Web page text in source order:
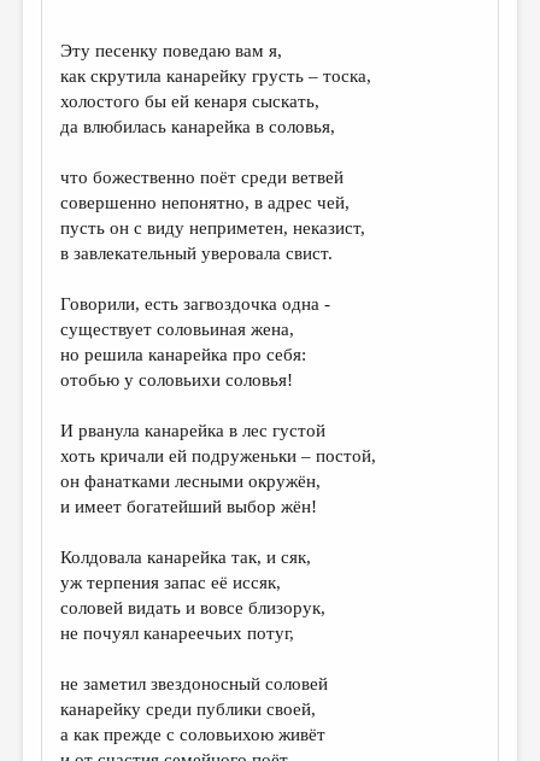
ПЕРЕВОДЫ
КОНКУРСЫ
ДЕТСКАЯ КОМНАТА
КНИЖНАЯ ПОЛКА
ОБЗОР ЛИТЕРАТУРЫ
СТРАНИЦЫ ПАМЯТИ
ОБЪЯВЛЕНИЯ
РЕДКОЛЛЕГИЯ
ОТ РЕДАКЦИИ
МАЛАЯ ПРОЗА
ЭССЕИСТИКА
ЛИТЕРАТУРОВЕДЕНИЕ
КУЛЬТУРОВЕДЕНИЕ
ПУБЛИЦИСТИКА
РЕЦЕНЗИРОВАНИЕ
ЦИКЛЫ ПУБЛИКАЦИЙ
Эту песенку поведаю вам я,
как скрутила канарейку грусть – тоска,
холостого бы ей кенаря сыскать,
да влюбилась канарейка в соловья,
что божественно поёт среди ветвей
совершенно непонятно, в адрес чей,
пусть он с виду неприметен, неказист,
в завлекательный уверовала свист.
Говорили, есть загвоздочка одна -
существует соловьиная жена,
но решила канарейка про себя:
отобью у соловьихи соловья!
И рванула канарейка в лес густой
хоть кричали ей подруженьки – постой,
он фанатками лесными окружён,
и имеет богатейший выбор жён!
Колдовала канарейка так, и сяк,
уж терпения запас её иссяк,
соловей видать и вовсе близорук,
не почуял канареечьих потуг,
не заметил звездоносный соловей
канарейку среди публики своей,
а как прежде с соловьихою живёт